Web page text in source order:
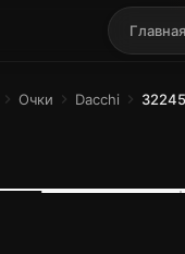
Главная
chevron_right Очки chevron_right Dacchi chevron_right 32245